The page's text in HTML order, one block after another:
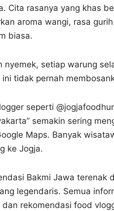
Cita rasanya yang khas
aroma wangi, rasa
biasa.
nyemek, setiap warung
tidak pernah
seperti
semakin sering
Maps. Banyak
ke Jogja.
Bakmi Jawa terenak
legendaris. Semua
rekomendasi food